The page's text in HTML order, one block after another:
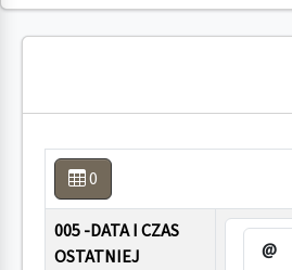
0
005 -DATA I CZAS
OSTATNIEJ
@